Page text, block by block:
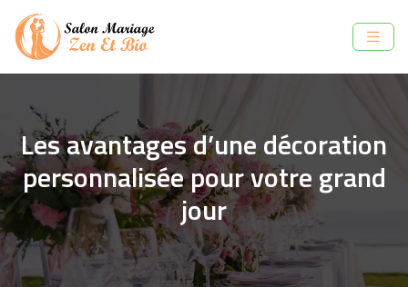
Les avantages d’une décoration
personnalisée pour votre grand
jour